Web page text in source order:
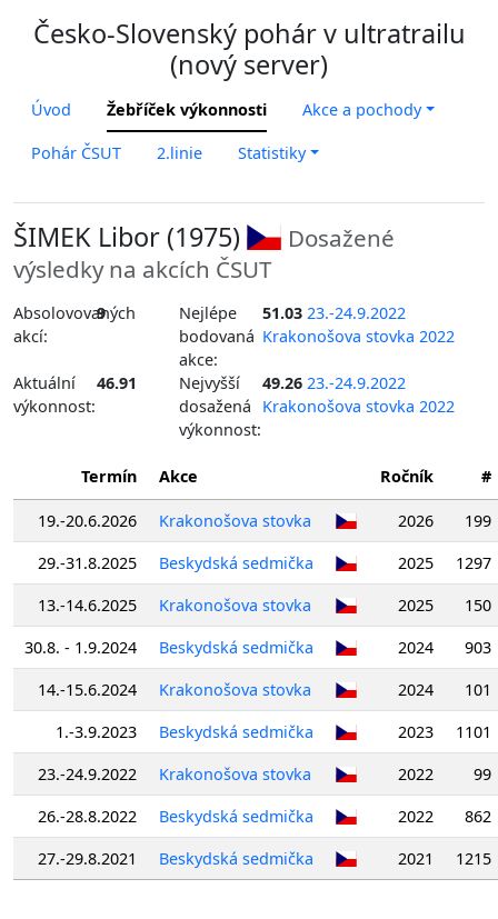
Česko-Slovenský pohár v ultratrailu
(nový server)
Úvod Žebříček výkonnosti Akce a pochody
Pohár ČSUT 2.linie Statistiky
ŠIMEK Libor (1975)
Dosažené
výsledky na akcích ČSUT
Absolovovaných
akcí:
9
Nejlépe
bodovaná
akce:
51.03 23.-24.9.2022
Krakonošova stovka 2022
Aktuální
výkonnost:
46.91
Nejvyšší
dosažená
výkonnost:
49.26 23.-24.9.2022
Krakonošova stovka 2022
Termín Akce Ročník #
19.-20.6.2026 Krakonošova stovka 2026
199
29.-31.8.2025
Beskydská sedmička 2025
1297
13.-14.6.2025
Krakonošova stovka 2025
150
30.8. - 1.9.2024
Beskydská sedmička 2024
903
14.-15.6.2024
Krakonošova stovka 2024
101
1.-3.9.2023
Beskydská sedmička 2023
1101
23.-24.9.2022
Krakonošova stovka 2022
99
26.-28.8.2022
Beskydská sedmička 2022
862
27.-29.8.2021
Beskydská sedmička 2021 1215